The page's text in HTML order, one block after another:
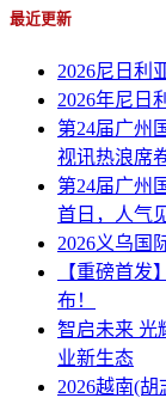
最近更新
2026尼日利
2026年尼日
第24届广州
视讯热浪席
第24届广州
首日，人气
2026义乌国
【重磅首
布！
智启未来 光
业新生态
2026越南(